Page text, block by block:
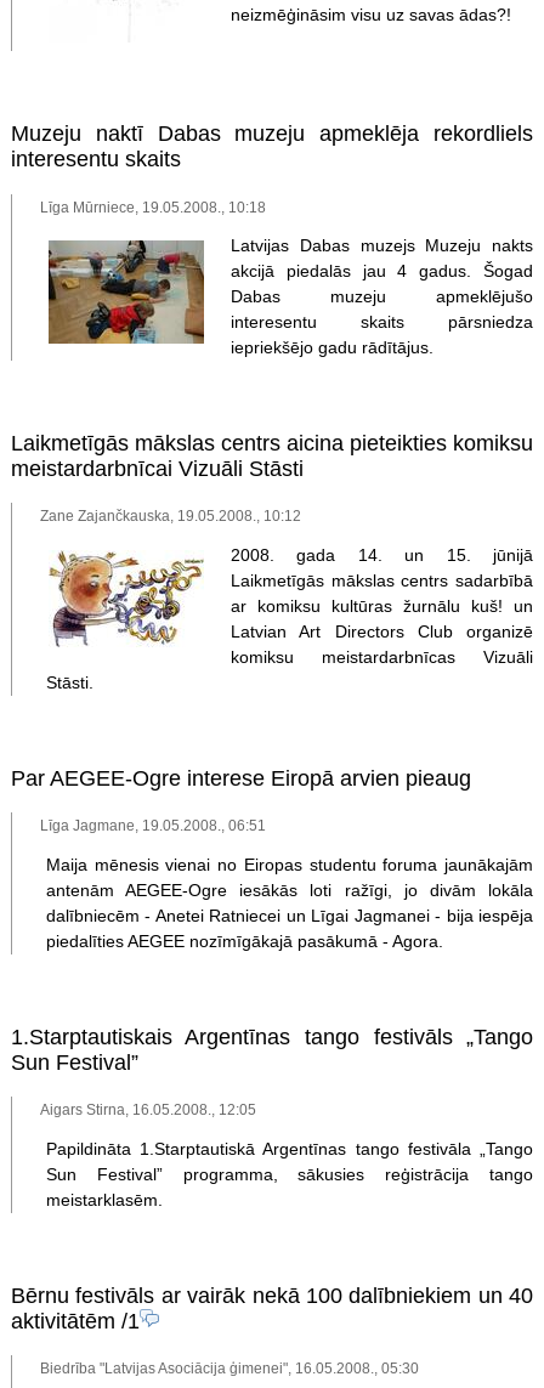
neizmēģināsim visu uz savas ādas?!
Muzeju naktī Dabas muzeju apmeklēja rekordliels
interesentu skaits
Līga Mūrniece, 19.05.2008., 10:18
Latvijas Dabas muzejs Muzeju nakts
akcijā piedalās jau 4 gadus. Šogad
Dabas muzeju apmeklējušo
interesentu skaits pārsniedza
iepriekšējo gadu rādītājus.
Laikmetīgās mākslas centrs aicina pieteikties komiksu
meistardarbnīcai Vizuāli Stāsti
Zane Zajančkauska, 19.05.2008., 10:12
2008. gada 14. un 15. jūnijā
Laikmetīgās mākslas centrs sadarbībā
ar komiksu kultūras žurnālu kuš! un
Latvian Art Directors Club organizē
komiksu meistardarbnīcas Vizuāli
Stāsti.
Par AEGEE-Ogre interese Eiropā arvien pieaug
Līga Jagmane, 19.05.2008., 06:51
Maija mēnesis vienai no Eiropas studentu foruma jaunākajām
antenām AEGEE-Ogre iesākās loti ražīgi, jo divām lokāla
dalībniecēm - Anetei Ratniecei un Līgai Jagmanei - bija iespēja
piedalīties AEGEE nozīmīgākajā pasākumā - Agora.
1.Starptautiskais Argentīnas tango festivāls „Tango
Sun Festival”
Aigars Stirna, 16.05.2008., 12:05
Papildināta 1.Starptautiskā Argentīnas tango festivāla „Tango
Sun Festival” programma, sākusies reģistrācija tango
meistarklasēm.
Bērnu festivāls ar vairāk nekā 100 dalībniekiem un 40
aktivitātēm /1
Biedrība "Latvijas Asociācija ģimenei", 16.05.2008., 05:30